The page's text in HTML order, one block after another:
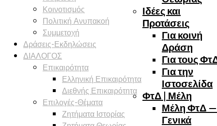
Ιδέες και
Προτάσεις
Για κοινή
Δράση
Για τους
Για την
Ιστοσελίδα
ΦτΔ | Μέλη
Μέλη ΦτΔ —
Γενικά
Κοινοτισμός
Πολιτική Ανυπακοή
Συμμετοχή
Δράσεις-Εκδηλώσεις
ΔΙΑΛΟΓΟΣ
Επικαιρότητα
Ελληνική Επικαιρότητα
Διεθνής Επικαιρότητα
Επιλογές-Θέματα
Ζητήματα Ιστορίας